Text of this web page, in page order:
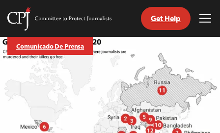
Skip
to
content
Committee
Protect
Journalists
Get Help
Comunicado De Prensa